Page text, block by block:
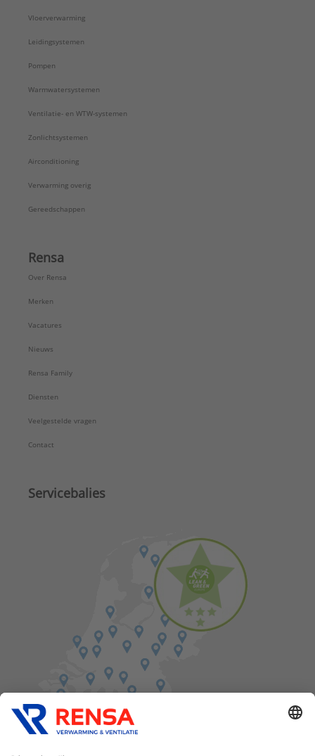
Vloerverwarming
Leidingsystemen
Pompen
Warmwatersystemen
Ventilatie- en WTW-systemen
Zonlichtsystemen
Airconditioning
Verwarming overig
Gereedschappen
Rensa
Over Rensa
Merken
Vacatures
Nieuws
Rensa Family
Diensten
Veelgestelde vragen
Contact
Servicebalies